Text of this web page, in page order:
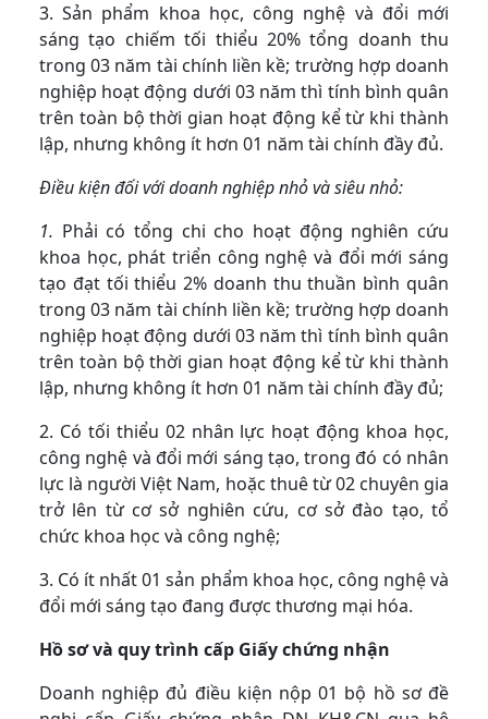
3. Sản phẩm khoa học, công nghệ và đổi mới
sáng tạo chiếm tối thiểu 20% tổng doanh thu
trong 03 năm tài chính liền kề; trường hợp doanh
nghiệp hoạt động dưới 03 năm thì tính bình quân
trên toàn bộ thời gian hoạt động kể từ khi thành
lập, nhưng không ít hơn 01 năm tài chính đầy đủ.
Điều kiện đối với doanh nghiệp nhỏ và siêu nhỏ:
1. Phải có tổng chi cho hoạt động nghiên cứu
khoa học, phát triển công nghệ và đổi mới sáng
tạo đạt tối thiểu 2% doanh thu thuần bình quân
trong 03 năm tài chính liền kề; trường hợp doanh
nghiệp hoạt động dưới 03 năm thì tính bình quân
trên toàn bộ thời gian hoạt động kể từ khi thành
lập, nhưng không ít hơn 01 năm tài chính đầy đủ;
2. Có tối thiểu 02 nhân lực hoạt động khoa học,
công nghệ và đổi mới sáng tạo, trong đó có nhân
lực là người Việt Nam, hoặc thuê từ 02 chuyên gia
trở lên từ cơ sở nghiên cứu, cơ sở đào tạo, tổ
chức khoa học và công nghệ;
3. Có ít nhất 01 sản phẩm khoa học, công nghệ và
đổi mới sáng tạo đang được thương mại hóa.
Hồ sơ và quy trình cấp Giấy chứng nhận
Doanh nghiệp đủ điều kiện nộp 01 bộ hồ sơ đề